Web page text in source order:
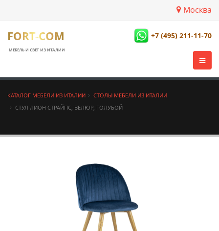
Москва
FORT-COM
МЕБЕЛЬ И СВЕТ ИЗ ИТАЛИИ
+7 (495) 211-11-70
КАТАЛОГ МЕБЕЛИ ИЗ ИТАЛИИ
СТОЛЫ МЕБЕЛИ ИЗ ИТАЛИИ
СТУЛ ЛИОН СТРАЙПС, ВЕЛЮР, ГОЛУБОЙ